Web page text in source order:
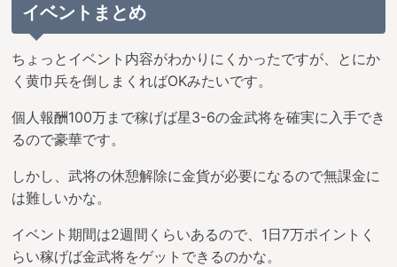
イベントまとめ
ちょっとイベント内容がわかりにくかったですが、とにか
く黄巾兵を倒しまくればOKみたいです。
個人報酬100万まで稼げば星3-6の金武将を確実に入手でき
るので豪華です。
しかし、武将の休憩解除に金貨が必要になるので無課金に
は難しいかな。
イベント期間は2週間くらいあるので、1日7万ポイントく
らい稼げば金武将をゲットできるのかな。